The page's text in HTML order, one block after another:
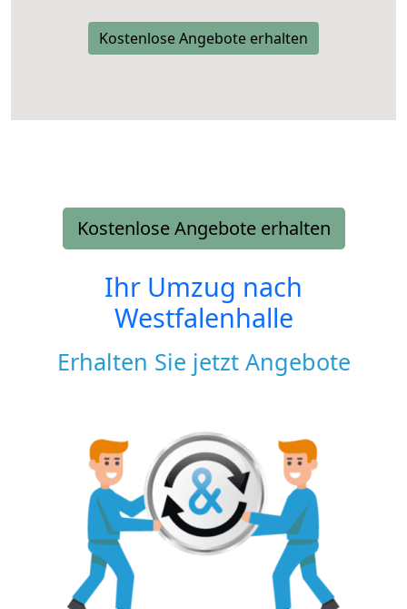
Kostenlose Angebote erhalten
Kostenlose Angebote erhalten
Ihr Umzug nach
Westfalenhalle
Erhalten Sie jetzt Angebote